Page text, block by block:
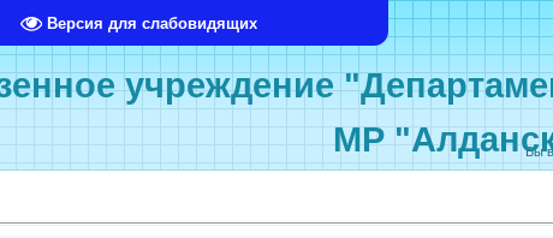
Версия для слабовидящих
Вы
учреждение
МР